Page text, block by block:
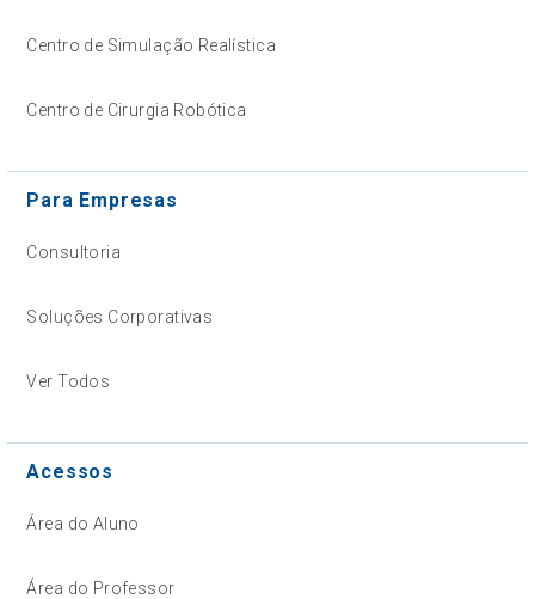
Centro de Simulação Realística
Centro de Cirurgia Robótica
Para Empresas
Consultoria
Soluções Corporativas
Ver Todos
Acessos
Área do Aluno
Área do Professor